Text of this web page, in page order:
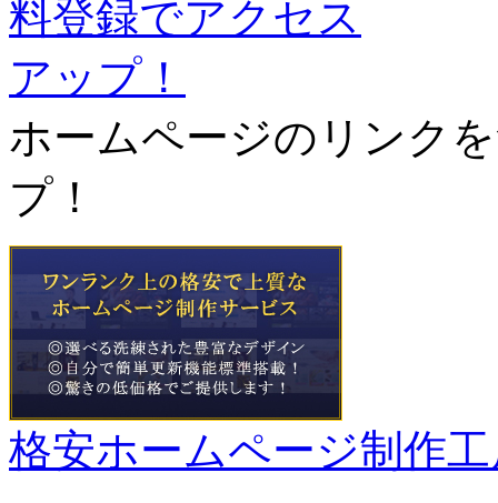
ホームページのリンク
プ！
格安ホームページ制作